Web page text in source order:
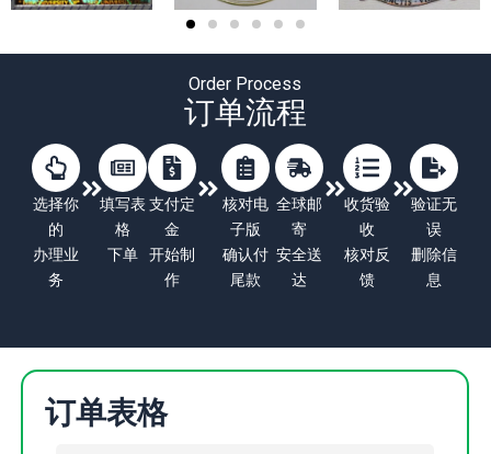
Order Process
订单流程
选择你
的
办理业
务
填写表
格
下单
支付定
金
开始制
作
核对电
子版
确认付
尾款
全球邮
寄
安全送
达
收货验
收
核对反
馈
验证无
误
删除信
息
订单表格